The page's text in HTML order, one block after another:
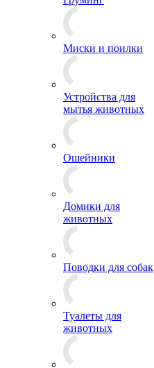
Миски и поилки
Устройства для
мытья животных
Ошейники
Домики для
животных
Поводки для собак
Туалеты для
животных